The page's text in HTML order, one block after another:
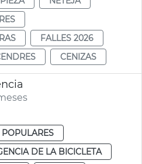
FALLES 2026
CENIZAS
POPULARES
DE LA BICICLETA